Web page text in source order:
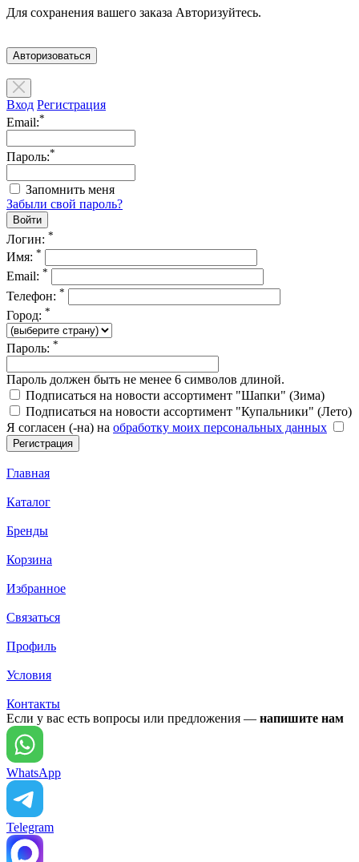
Для сохранения вашего заказа Авторизуйтесь.
Авторизоваться
Вход Регистрация
Email:*
Пароль:*
Запомнить меня
Забыли свой пароль?
Логин: *
Имя: *
Email: *
Телефон: *
Город: *
Пароль: *
Пароль должен быть не менее 6 символов длиной.
Подписаться на новости ассортимент "Шапки" (Зима)
Подписаться на новости ассортимент "Купальники" (Лето)
Я согласен (-на) на обработку моих персональных данных
Главная
Каталог
Бренды
Корзина
Избранное
Связаться
Профиль
Условия
Контакты
Если у вас есть вопросы или предложения — напишите нам
WhatsApp
Telegram